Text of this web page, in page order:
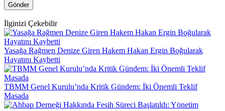
Gönder
İlginizi Çekebilir
Yasağa Rağmen Denize Giren Hakem Hakan Ergin Boğularak
Hayatını Kaybetti
TBMM Genel Kurulu’nda Kritik Gündem: İki Önemli Teklif
Masada